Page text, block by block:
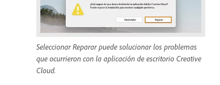
Seleccionar Reparar puede solucionar los problemas
que ocurrieron con la aplicación de escritorio Creative
Cloud.